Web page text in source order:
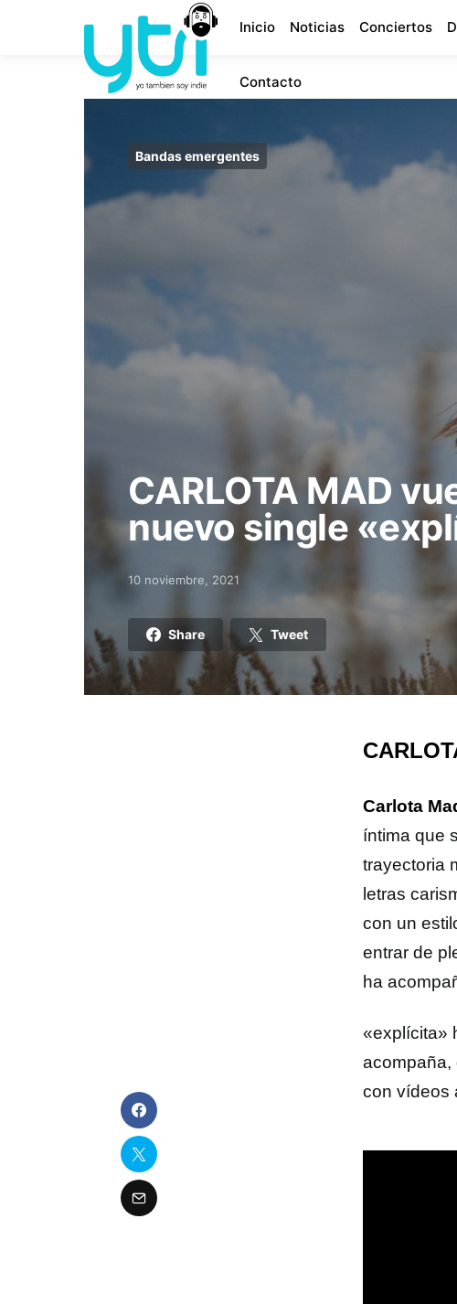
Inicio Noticias Conciertos
Contacto
Bandas emergentes
CARLOTA MAD
nuevo single
Posted on
10 noviembre, 2021
Share Tweet
Carlota
íntima que
trayectoria
letras
con un
entrar de
ha
«explícita»
acompaña,
con vídeos